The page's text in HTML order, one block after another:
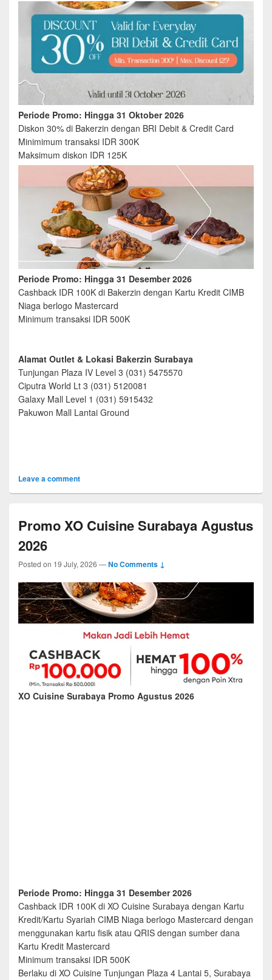
Periode Promo: Hingga 31 Oktober 2026
Diskon 30% di Bakerzin dengan BRI Debit & Credit Card
Minimimum transaksi IDR 300K
Maksimum diskon IDR 125K
Periode Promo: Hingga 31 Desember 2026
Cashback IDR 100K di Bakerzin dengan Kartu Kredit CIMB
Niaga berlogo Mastercard
Minimum transaksi IDR 500K
Alamat Outlet & Lokasi Bakerzin Surabaya
Tunjungan Plaza IV Level 3 (031) 5475570
Ciputra World Lt 3 (031) 5120081
Galaxy Mall Level 1 (031) 5915432
Pakuwon Mall Lantai Ground
Leave a comment
Promo XO Cuisine Surabaya Agustus
2026
Posted on 19 July, 2026 —No Comments ↓
XO Cuisine Surabaya Promo Agustus 2026
Periode Promo: Hingga 31 Desember 2026
Cashback IDR 100K di XO Cuisine Surabaya dengan Kartu
Kredit/Kartu Syariah CIMB Niaga berlogo Mastercard dengan
menggunakan kartu fisik atau QRIS dengan sumber dana
Kartu Kredit Mastercard
Minimum transaksi IDR 500K
Berlaku di XO Cuisine Tunjungan Plaza 4 Lantai 5, Surabaya